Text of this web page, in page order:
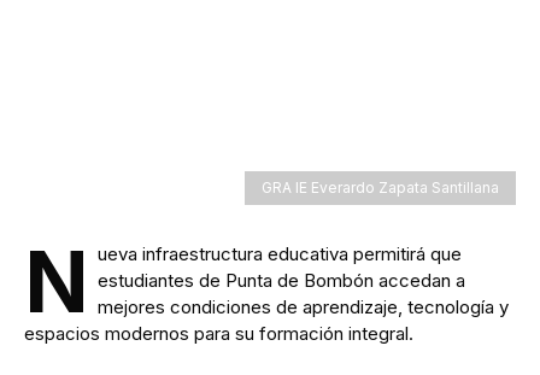
GRA IE Everardo Zapata Santillana
N
ueva infraestructura educativa permitirá que
estudiantes de Punta de Bombón accedan a
mejores condiciones de aprendizaje, tecnología y
espacios modernos para su formación integral.